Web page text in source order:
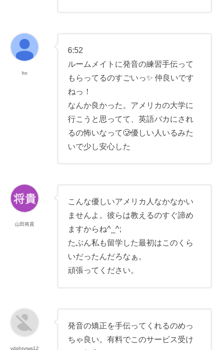
Ito
6:52
ルームメイトに発音の練習手伝って
もらってるのすごいっ✨ 仲良いです
ねっ！
なんか良かった。アメリカの大学に
行こうと思ってて、英語バカにされ
るの怖いなって🥲優しい人いるみた
いで少し安心した
山田将貴
こんな優しいアメリカ人なかなかい
ませんよ。彼らは教えるのすぐ諦め
ますからね^_^;
たぶん私も留学した最初はこのくら
いだったんだろなぁ。
頑張ってください。
ydghtyrws12
発音の矯正を手伝ってくれるのめっ
ちゃ良い。有料でこのサービス受け